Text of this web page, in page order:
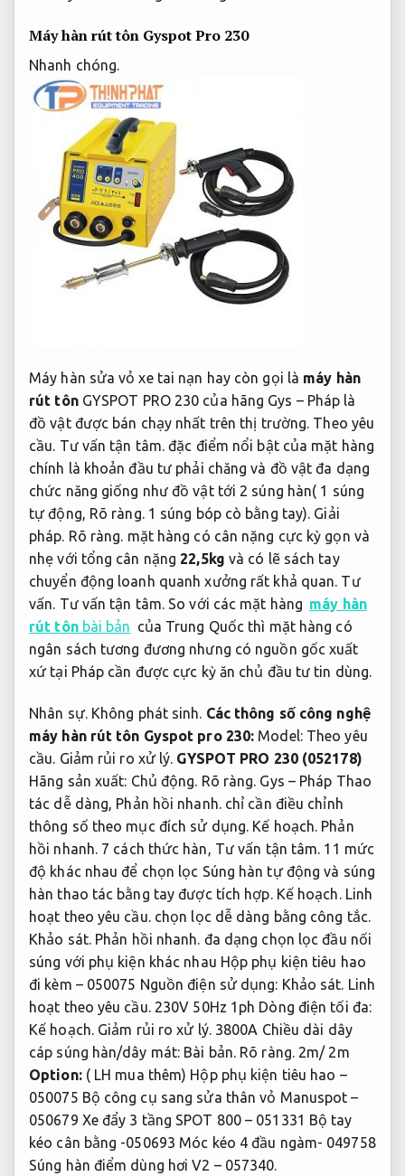
Máy hàn rút tôn Gyspot Pro 230
Nhanh chóng.
Máy hàn sửa vỏ xe tai nạn hay còn gọi là máy hàn
rút tônGYSPOT PRO 230 của hãng Gys – Pháp là
đồ vật được bán chạy nhất trên thị trường. Theo yêu
cầu. Tư vấn tận tâm. đặc điểm nổi bật của mặt hàng
chính là khoản đầu tư phải chăng và đồ vật đa dạng
chức năng giống như đồ vật tới 2 súng hàn( 1 súng
tự động, Rõ ràng.1 súng bóp cò bằng tay). Giải
pháp. Rõ ràng. mặt hàng có cân nặng cực kỳ gọn và
nhẹ với tổng cân nặng 22,5kg và có lẽ sách tay
chuyển động loanh quanh xưởng rất khả quan. Tư
vấn. Tư vấn tận tâm. So với các mặt hàng máy hàn
rút tônbài bản của Trung Quốc thì mặt hàng có
ngân sách tương đương nhưng có nguồn gốc xuất
xứ tại Pháp cần được cực kỳ ăn chủ đầu tư tin dùng.
Nhân sự. Không phát sinh. Các thông số công nghệ
máy hàn rút tôn Gyspot pro 230: Model: Theo yêu
cầu. Giảm rủi ro xử lý. GYSPOT PRO 230 (052178)
Hãng sản xuất: Chủ động. Rõ ràng. Gys – Pháp Thao
tác dễ dàng, Phản hồi nhanh.chỉ cần điều chỉnh
thông số theo mục đích sử dụng. Kế hoạch. Phản
hồi nhanh. 7 cách thức hàn, Tư vấn tận tâm. 11 mức
độ khác nhau để chọn lọc Súng hàn tự động và súng
hàn thao tác bằng tay được tích hợp. Kế hoạch. Linh
hoạt theo yêu cầu.chọn lọc dễ dàng bằng công tắc.
Khảo sát. Phản hồi nhanh. đa dạng chọn lọc đầu nối
súng với phụ kiện khác nhau Hộp phụ kiện tiêu hao
đi kèm – 050075 Nguồn điện sử dụng: Khảo sát. Linh
hoạt theo yêu cầu.230V 50Hz 1ph Dòng điện tối đa:
Kế hoạch. Giảm rủi ro xử lý.3800A Chiều dài dây
cáp súng hàn/dây mát: Bài bản. Rõ ràng.2m/ 2m
Option:( LH mua thêm) Hộp phụ kiện tiêu hao –
050075 Bộ công cụ sang sửa thân vỏ Manuspot –
050679 Xe đẩy 3 tầng SPOT 800 – 051331 Bộ tay
kéo cân bằng -050693 Móc kéo 4 đầu ngàm- 049758
Súng hàn điểm dùng hơi V2 – 057340.